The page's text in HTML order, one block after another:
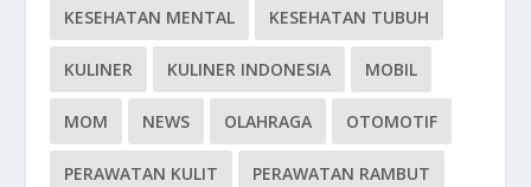
KESEHATAN MENTAL KESEHATAN TUBUH
KULINER KULINER INDONESIA MOBIL
MOM NEWS OLAHRAGA OTOMOTIF
PERAWATAN KULIT PERAWATAN RAMBUT